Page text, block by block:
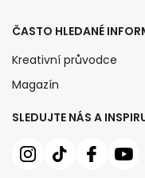
SLEDUJTE NÁS A
ČASTO HLEDANÉ
Kreativní průvodce
Magazín